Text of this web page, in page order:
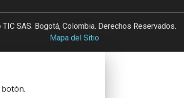
TIC SAS. Bogotá, Colombia. Derechos Reservados.
Mapa del Sitio
botón.